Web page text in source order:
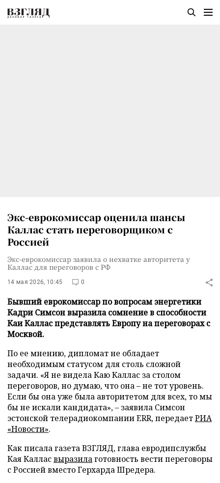
Экс-еврокомиссар оценила шансы
Каллас стать переговорщиком с
Россией
Экс-еврокомиссар заявила о нехватке авторитета у
Каллас для переговоров с РФ
14 мая 2026, 10:45 0
Бывший еврокомиссар по вопросам энергетики
Кадри Симсон выразила сомнение в способности
Каи Каллас представлять Европу на переговорах с
Москвой.
По ее мнению, дипломат не обладает
необходимым статусом для столь сложной
задачи. «Я не видела Каю Каллас за столом
переговоров, но думаю, что она – не тот уровень.
Если бы она уже была авторитетом для всех, то мы
бы не искали кандидата», – заявила Симсон
эстонской телерадиокомпании ERR, передаетРИА
«Новости».
Как писала газета ВЗГЛЯД, глава евродипслужбы
Кая Калласвыразилаготовность вести переговоры
с Россией вместо Герхарда Шредера.